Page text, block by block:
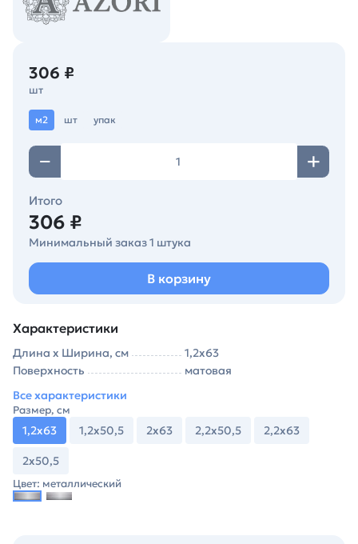
306 ₽
шт
м2 шт упак
Итого
306 ₽
Минимальный заказ 1 штука
В корзину
Характеристики
Длина х Ширина, см
1,2х63
Поверхность
матовая
Все характеристики
Размер, см
1,2х63 1,2х50,5 2х63 2,2х50,5 2,2х63
2х50,5
Цвет: металлический